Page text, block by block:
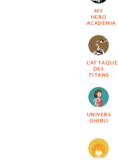
MY
HERO
ACADEMIA
L'ATTAQUE
DES
TITANS
UNIVERS
GHIBLI